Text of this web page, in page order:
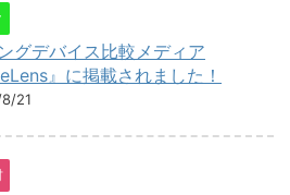
グデバイス比較メディア
』に掲載されました！
21